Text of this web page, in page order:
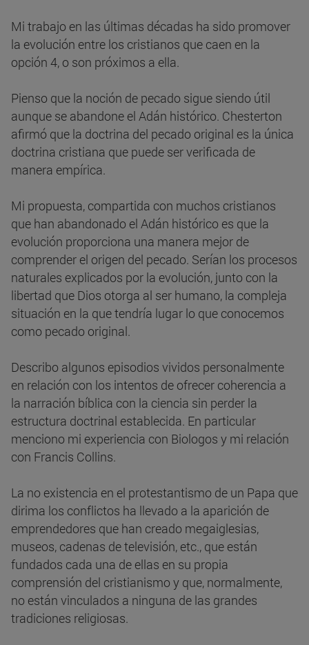
Mi trabajo en las últimas décadas ha sido promover
la evolución entre los cristianos que caen en la
opción 4, o son próximos a ella.
Pienso que la noción de pecado sigue siendo útil
aunque se abandone el Adán histórico. Chesterton
afirmó que la doctrina del pecado original es la única
doctrina cristiana que puede ser verificada de
manera empírica.
Mi propuesta, compartida con muchos cristianos
que han abandonado el Adán histórico es que la
evolución proporciona una manera mejor de
comprender el origen del pecado. Serían los procesos
naturales explicados por la evolución, junto con la
libertad que Dios otorga al ser humano, la compleja
situación en la que tendría lugar lo que conocemos
como pecado original.
Describo algunos episodios vividos personalmente
en relación con los intentos de ofrecer coherencia a
la narración bíblica con la ciencia sin perder la
estructura doctrinal establecida. En particular
menciono mi experiencia con Biologos y mi relación
con Francis Collins.
La no existencia en el protestantismo de un Papa que
dirima los conflictos ha llevado a la aparición de
emprendedores que han creado megaiglesias,
museos, cadenas de televisión, etc., que están
fundados cada una de ellas en su propia
comprensión del cristianismo y que, normalmente,
no están vinculados a ninguna de las grandes
tradiciones religiosas.